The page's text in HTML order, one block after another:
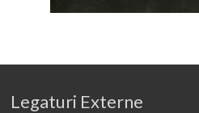
Legaturi Externe